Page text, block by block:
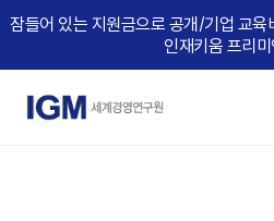
잠들어 있는 지원금으로 공개/기업 교
인재키움 프리